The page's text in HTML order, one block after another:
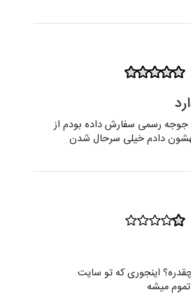
جوجه رسمی سفارش داده بودم از
دادم خیلی سرحال شدن
اینجوری که تو سایت